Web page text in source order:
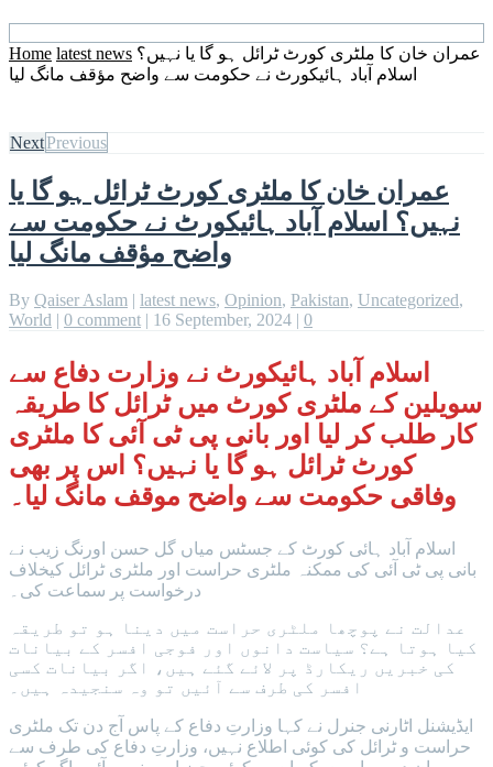
Home latest news عمران خان کا ملٹری کورٹ ٹرائل ہو گا یا نہیں؟
اسلام آباد ہائیکورٹ نے حکومت سے واضح مؤقف مانگ لیا
NextPrevious
عمران خان کا ملٹری کورٹ ٹرائل ہو گا یا
نہیں؟ اسلام آباد ہائیکورٹ نے حکومت سے
واضح مؤقف مانگ لیا
By Qaiser Aslam | latest news, Opinion, Pakistan, Uncategorized,
World | 0 comment | 16 September, 2024 | 0
اسلام آباد ہائیکورٹ نے وزارت دفاع سے
سویلین کے ملٹری کورٹ میں ٹرائل کا طریقہ
کار طلب کر لیا اور بانی پی ٹی آئی کا ملٹری
کورٹ ٹرائل ہو گا یا نہیں؟ اس پر بھی
وفاقی حکومت سے واضح موقف مانگ لیا۔
اسلام آباد ہائی کورٹ کے جسٹس میاں گل حسن اورنگ زیب نے
بانی پی ٹی آئی کی ممکنہ ملٹری حراست اور ملٹری ٹرائل کیخلاف
عدالت نے پوچھا ملٹری حراست میں دینا ہو تو طریقہ
کیا ہوتا ہے؟ سیاست دانوں اور فوجی افسر کے بیانات
کی خبریں ریکارڈ پر لائے گئے ہیں، اگر بیانات کسی
افسر کی طرف سے آئیں تو وہ سنجیدہ ہیں۔
ایڈیشنل اٹارنی جنرل نے کہا وزارتِ دفاع کے پاس آج دن تک ملٹری
حراست و ٹرائل کی کوئی اطلاع نہیں، وزارتِ دفاع کی طرف سے